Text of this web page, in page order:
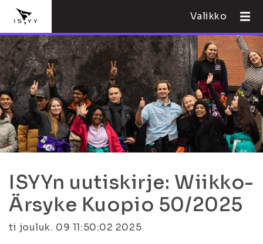
Valikko
ISYYn uutiskirje: Wiikko-
Ärsyke Kuopio 50/2025
ti jouluk. 09 11:50:02 2025